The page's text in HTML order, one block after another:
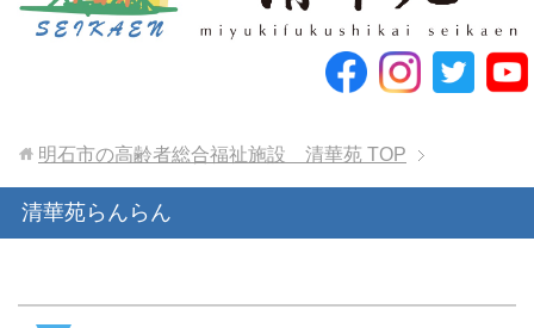
明石市の高齢者総合福祉施設 清華苑 TOP
清華苑らんらん